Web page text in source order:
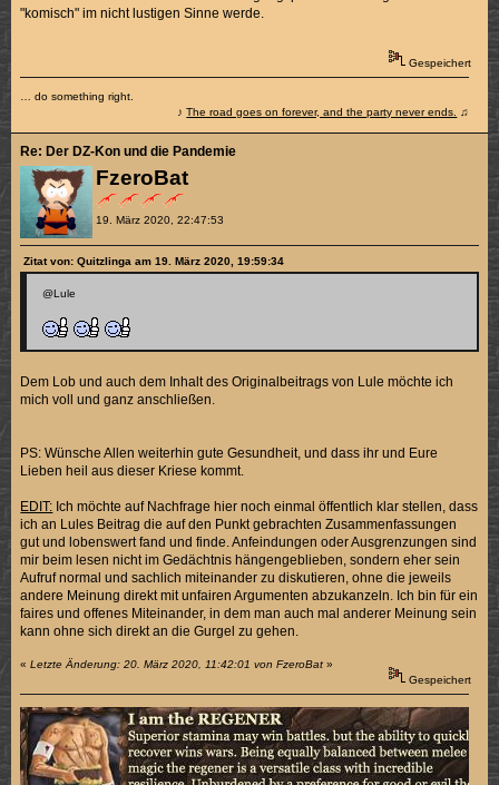
"komisch" im nicht lustigen Sinne werde.
Gespeichert
… do something right.
♪The road goes on forever, and the party never ends. ♫
FzeroBat
19. März 2020, 22:47:53
Re: Der DZ-Kon und die Pandemie
Zitat von: Quitzlinga am 19. März 2020, 19:59:34
@Lule
Dem Lob und auch dem Inhalt des Originalbeitrags von Lule möchte ich
mich voll und ganz anschließen.
PS: Wünsche Allen weiterhin gute Gesundheit, und dass ihr und Eure
Lieben heil aus dieser Kriese kommt.
EDIT: Ich möchte auf Nachfrage hier noch einmal öffentlich klar stellen, dass
ich an Lules Beitrag die auf den Punkt gebrachten Zusammenfassungen
gut und lobenswert fand und finde. Anfeindungen oder Ausgrenzungen sind
mir beim lesen nicht im Gedächtnis hängengeblieben, sondern eher sein
Aufruf normal und sachlich miteinander zu diskutieren, ohne die jeweils
andere Meinung direkt mit unfairen Argumenten abzukanzeln. Ich bin für ein
faires und offenes Miteinander, in dem man auch mal anderer Meinung sein
kann ohne sich direkt an die Gurgel zu gehen.
«Letzte Änderung: 20. März 2020, 11:42:01 von FzeroBat »
Gespeichert